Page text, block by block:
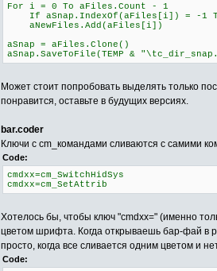
For i = 0 To aFiles.Count - 1
If aSnap.IndexOf(aFiles[i]) = -1
aNewFiles.Add(aFiles[i])
aSnap = aFiles.Clone()
aSnap.SaveToFile(TEMP &
Может стоит попробовать выделять только
понравится, оставьте в будущих версиях.
bar.coder
Ключи с cm_командами сливаются с самими
Code:
cmdxx=cm_SwitchHidSys
cmdxx=cm_SetAttrib
Хотелось бы, чтобы ключ "cmdxx=" (именно
цветом шрифта. Когда открываешь бар-фай в
просто, когда все сливается одним цветом и
Code: